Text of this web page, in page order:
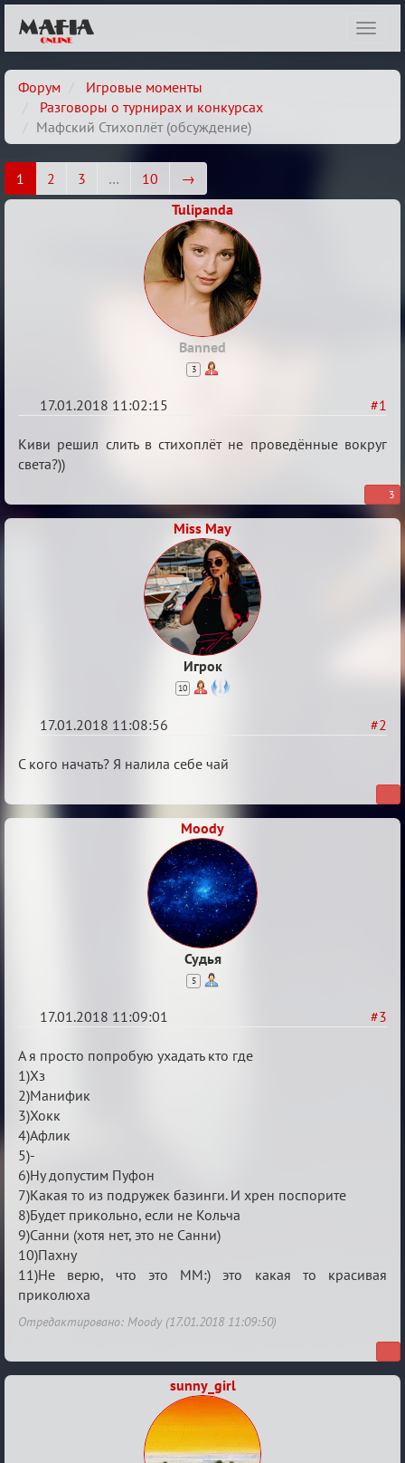
Форум
Игровые моменты
Разговоры о турнирах и конкурсах
Мафский Стихоплёт (обсуждение)
1 2 3 … 10
→
Tulipanda
Banned
3
#1
17.01.2018 11:02:15
Мафский
Стихоплёт
Киви решил слить в стихоплёт не проведённые вокруг
света?))
3
Miss May
Игрок
10
#2
17.01.2018 11:08:56
Re:
Стихоплёт
С кого начать? Я налила себе чай
Moody
Судья
5
#3
17.01.2018 11:09:01
Re:
Мафский
Стихоплёт
(обсуждение)
А я просто попробую ухадать кто где
1)Хз
2)Манифик
3)Хокк
4)Афлик
5)-
6)Ну допустим Пуфон
7)Какая то из подружек базинги. И хрен поспорите
8)Будет прикольно, если не Кольча
9)Санни (хотя нет, это не Санни)
10)Пахну
11)Не верю, что это ММ:) это какая то красивая
приколюха
Отредактировано: Moody (17.01.2018 11:09:50)
sunny_girl